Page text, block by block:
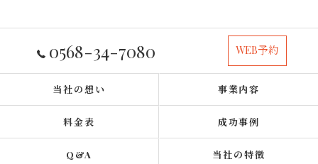
0568-34-7080 WEB予約
当社の想い 事業内容
料金表 成功事例
Q&A 当社の特徴